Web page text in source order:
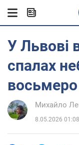
У Львові
спалах
восьмеро
Михайло
8.05.2026 01:08